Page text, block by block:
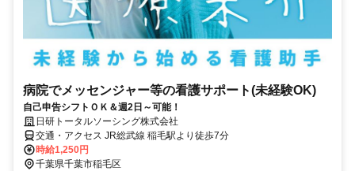
病院でメッセンジャー等の看護サポート(未経験OK)
自己申告シフトＯＫ＆週2日～可能！
日研トータルソーシング株式会社
交通・アクセス JR総武線 稲毛駅より徒歩7分
時給1,250円
千葉県千葉市稲毛区